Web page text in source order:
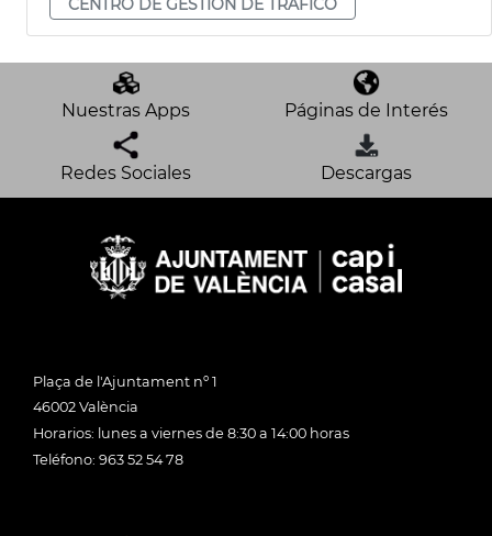
Nuestras Apps Páginas de Interés
Redes Sociales Descargas
Plaça de l'Ajuntament nº 1
46002 València
Horarios: lunes a viernes de 8:30 a 14:00 horas
Teléfono: 963 52 54 78